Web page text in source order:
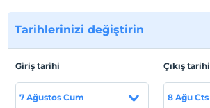
sunmaktayız.
Tesis lokasyon bilgileri
Aybastı Merkez'e 15 km. mesafededir.
Tarihlerinizi değiştirin
Giriş tarihi
7 Ağustos Cum
Çıkış tarihi
8 Ağu Cts